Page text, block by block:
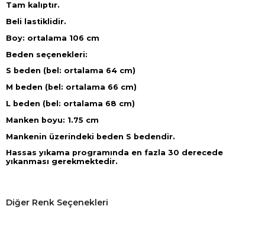
Tam kalıptır.
Beli lastiklidir.
Boy: ortalama 106 cm
Beden seçenekleri:
S beden (bel: ortalama 64 cm)
M beden (bel: ortalama 66 cm)
L beden (bel: ortalama 68 cm)
Manken boyu: 1.75 cm
Mankenin üzerindeki beden S bedendir.
Hassas yıkama programında en fazla 30 derecede
yıkanması gerekmektedir.
Diğer Renk Seçenekleri